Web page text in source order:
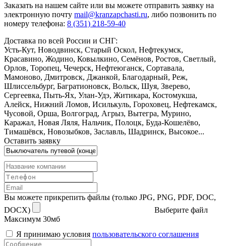
Заказать на нашем сайте или вы можете отправить заявку на
электронную почту mail@kranzapchasti.ru, либо позвонить по
номеру телефона: 8 (351) 218-59-40
Доставка по всей России и СНГ:
Усть-Кут, Новодвинск, Старый Оскол, Нефтекумск,
Красавино, Жодино, Ковылкино, Семёнов, Ростов, Светлый,
Орлов, Торопец, Чечерск, Нефтеюганск, Сортавала,
Мамоново, Дмитровск, Джанкой, Благодарный, Реж,
Шлиссельбург, Багратионовск, Вольск, Шуя, Зверево,
Сергеевка, Пыть-Ях, Улан-Удэ, Житикара, Костомукша,
Алейск, Нижний Ломов, Исилькуль, Гороховец, Нефтекамск,
Чусовой, Орша, Волгоград, Агрыз, Вытегра, Мурино,
Каражал, Новая Ляля, Нальчик, Полоцк, Буда-Кошелёво,
Тимашёвск, Новозыбков, Заславль, Шадринск, Высокое...
Оставить заявку
Вы можете прикрепить файлы (только JPG, PNG, PDF, DOC,
DOCX)
Выберите файл
Максимум 30мб
Я принимаю условия пользовательского соглашения